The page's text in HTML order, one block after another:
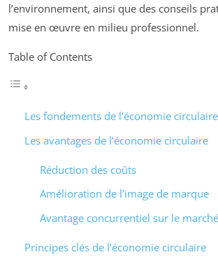
l’environnement, ainsi que des conseils
mise en œuvre en milieu professionnel.
Table of Contents
Les fondements de l’économie circulaire
Les avantages de l’économie circulaire
Réduction des coûts
Amélioration de l’image de marque
Avantage concurrentiel sur le marché
Principes clés de l’économie circulaire